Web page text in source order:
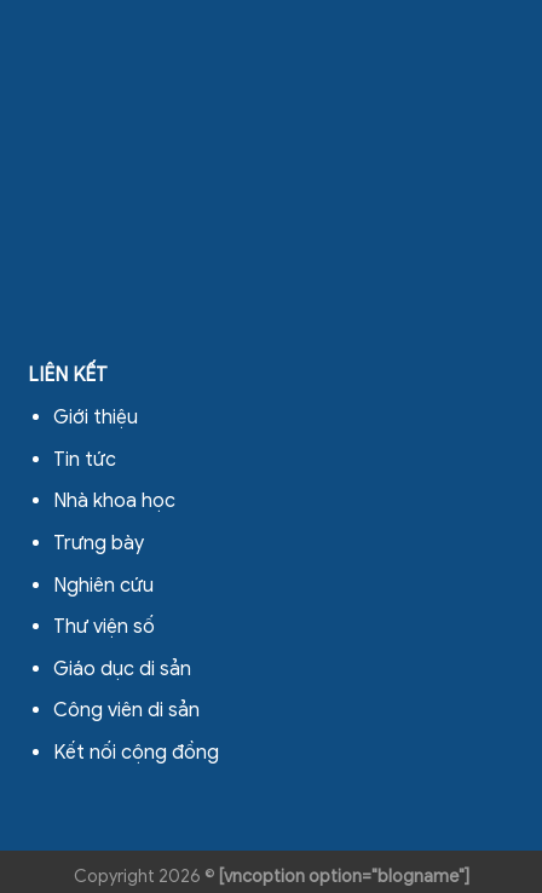
LIÊN KẾT
Giới thiệu
Tin tức
Nhà khoa học
Trưng bày
Nghiên cứu
Thư viện số
Giáo dục di sản
Công viên di sản
Kết nối cộng đồng
Copyright 2026 © [vncoption option="blogname"]